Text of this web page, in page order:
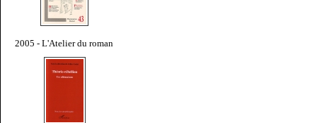
2005 - L'Atelier du roman